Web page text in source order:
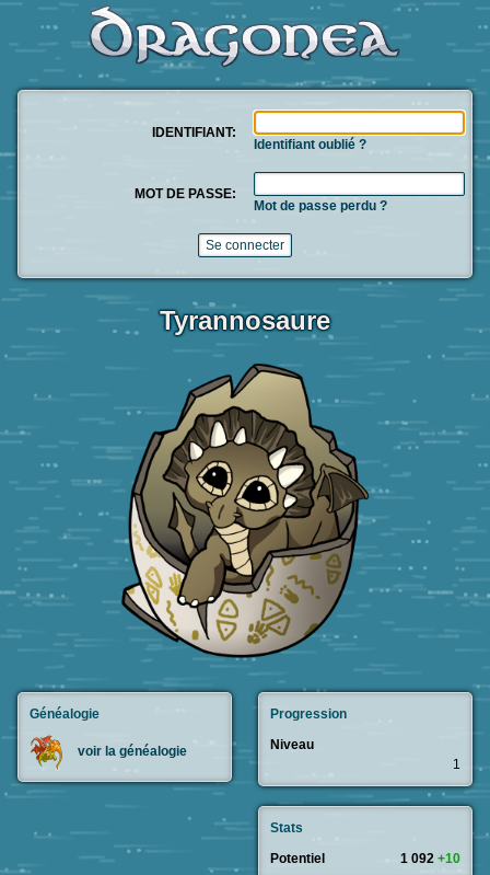
IDENTIFIANT:
Identifiant oublié ?
MOT DE PASSE:
Mot de passe perdu ?
Tyrannosaure
Généalogie
voir la généalogie
Progression
Niveau
1
Stats
Potentiel
1 092 +10